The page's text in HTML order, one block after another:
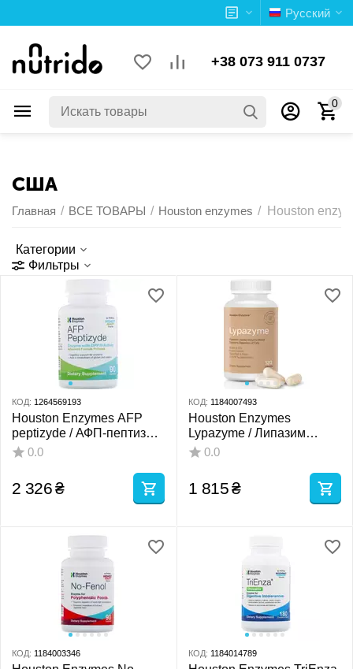
Русский
+38 073 911 0737
0
США
Главная / ВСЕ ТОВАРЫ / Houston enzymes / Houston
Категории
Фильтры
КОД: 1264569193
Houston Enzymes AFP
peptizyde / АФП-пептизид,
90 капсул
0.0
2 326₴
КОД: 1184007493
Houston Enzymes
Lypazyme / Липазим
энзимы 120 капсул
0.0
1 815₴
КОД: 1184003346 КОД: 1184014789